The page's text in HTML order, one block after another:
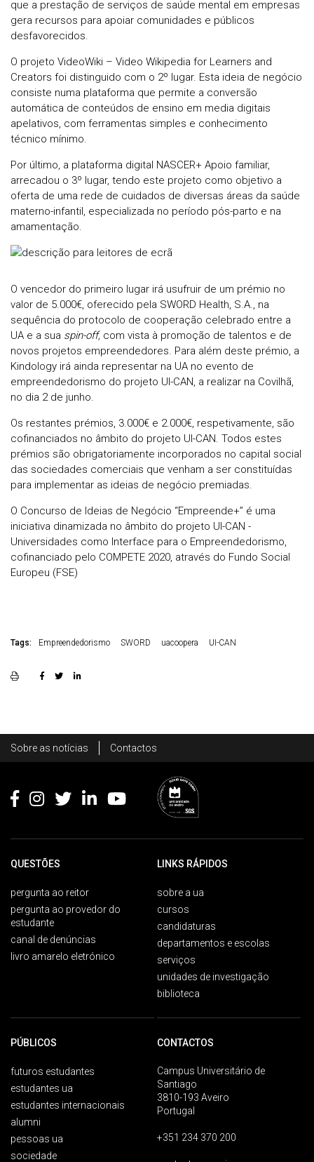
que a prestação de serviços de saúde mental em empresas
gera recursos para apoiar comunidades e públicos
desfavorecidos.
O projeto VideoWiki – Video Wikipedia for Learners and
Creators foi distinguido com o 2º lugar. Esta ideia de negócio
consiste numa plataforma que permite a conversão
automática de conteúdos de ensino em media digitais
apelativos, com ferramentas simples e conhecimento
técnico mínimo.
Por último, a plataforma digital NASCER+ Apoio familiar,
arrecadou o 3º lugar, tendo este projeto como objetivo a
oferta de uma rede de cuidados de diversas áreas da saúde
materno-infantil, especializada no período pós-parto e na
amamentação.
O vencedor do primeiro lugar irá usufruir de um prémio no
valor de 5.000€, oferecido pela SWORD Health, S.A., na
sequência do protocolo de cooperação celebrado entre a
UA e a sua spin-off, com vista à promoção de talentos e de
novos projetos empreendedores. Para além deste prémio, a
Kindology irá ainda representar na UA no evento de
empreendedorismo do projeto UI-CAN, a realizar na Covilhã,
no dia 2 de junho.
Os restantes prémios, 3.000€ e 2.000€, respetivamente, são
cofinanciados no âmbito do projeto UI-CAN. Todos estes
prémios são obrigatoriamente incorporados no capital social
das sociedades comerciais que venham a ser constituídas
para implementar as ideias de negócio premiadas.
O Concurso de Ideias de Negócio “Empreende+” é uma
iniciativa dinamizada no âmbito do projeto UI-CAN -
Universidades como Interface para o Empreendedorismo,
cofinanciado pelo COMPETE 2020, através do Fundo Social
Europeu (FSE)
Tags: Empreendedorismo SWORD uacoopera UI-CAN
Footer
Sobre as notícias Contactos
QUESTÕES
pergunta ao reitor
pergunta ao provedor do
estudante
canal de denúncias
livro amarelo eletrónico
LINKS RÁPIDOS
sobre a ua
cursos
candidaturas
departamentos e escolas
serviços
unidades de investigação
biblioteca
PÚBLICOS
futuros estudantes
estudantes ua
estudantes internacionais
alumni
pessoas ua
sociedade
CONTACTOS
Campus Universitário de
Santiago
3810-193 Aveiro
Portugal
+351 234 370 200